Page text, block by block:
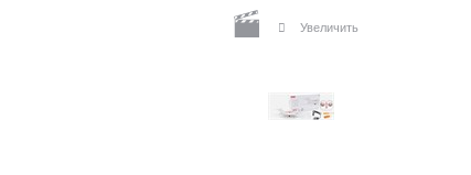
Увеличить